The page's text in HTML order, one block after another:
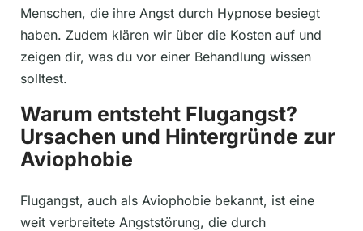
Menschen, die ihre Angst durch Hypnose besiegt
haben. Zudem klären wir über die Kosten auf und
zeigen dir, was du vor einer Behandlung wissen
solltest.
Warum entsteht Flugangst?
Ursachen und Hintergründe zur
Aviophobie
Flugangst, auch als Aviophobie bekannt, ist eine
weit verbreitete Angststörung, die durch